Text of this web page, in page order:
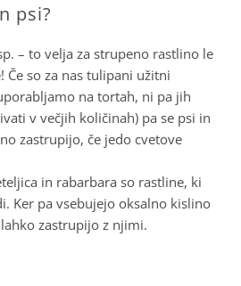
psi?
– to velja za strupeno rastlino le
Če so za nas tulipani užitni
na tortah, ni pa jih
v večjih količinah) pa se psi in
zastrupijo, če jedo cvetove
in rabarbara so rastline, ki
Ker pa vsebujejo oksalno kislino
zastrupijo z njimi.